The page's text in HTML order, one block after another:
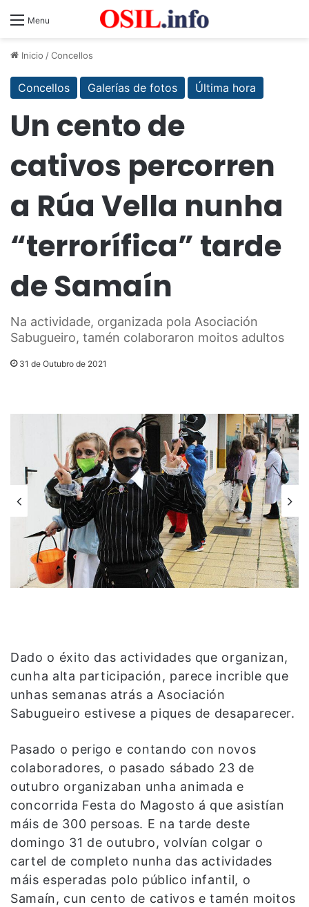
Menu
Inicio /Concellos
Concellos Galerías de fotos Última hora
Un cento de
cativos percorren
a Rúa Vella nunha
“terrorífica” tarde
de Samaín
Na actividade, organizada pola Asociación
Sabugueiro, tamén colaboraron moitos adultos
31 de Outubro de 2021
Dado o éxito das actividades que organizan,
cunha alta participación, parece incrible que
unhas semanas atrás a Asociación
Sabugueiro estivese a piques de desaparecer.
Pasado o perigo e contando con novos
colaboradores, o pasado sábado 23 de
outubro organizaban unha animada e
concorrida Festa do Magosto á que asistían
máis de 300 persoas. E na tarde deste
domingo 31 de outubro, volvían colgar o
cartel de completo nunha das actividades
máis esperadas polo público infantil, o
Samaín, cun cento de cativos e tamén moitos